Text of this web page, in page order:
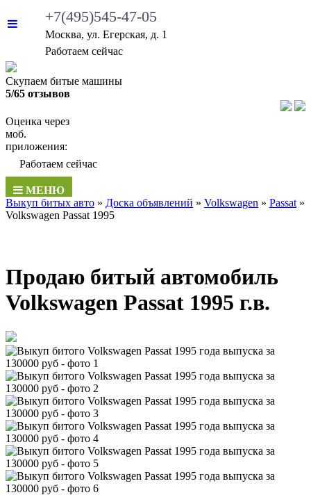
+7(495)545-47-05
Москва, ул. Егерская, д. 1
Работаем сейчас
Скупаем битые машины
5/65 отзывов
Оценка через
моб.
приложения:
Работаем сейчас
МЕНЮ
Выкуп битых авто » Доска объявлений » Volkswagen » Passat »
Volkswagen Passat 1995
Продаю битый автомобиль
Volkswagen Passat 1995 г.в.